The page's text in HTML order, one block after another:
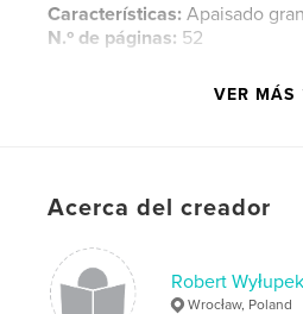
Características:Apaisado
N.º de páginas: 52
VER MÁS
Acerca del creador
Robert Wyłupek
Wrocław, Poland